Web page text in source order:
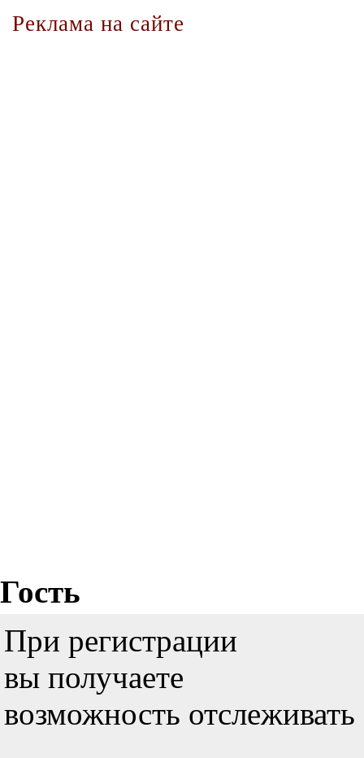
Реклама на сайте
Гость
При регистрации
вы получаете
возможность